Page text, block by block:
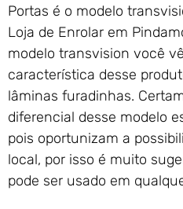
Portas é o modelo
Loja de Enrolar em
modelo transvision você
característica desse
lâminas furadinhas.
diferencial desse modelo
pois oportunizam a
local, por isso é muito
pode ser usado em